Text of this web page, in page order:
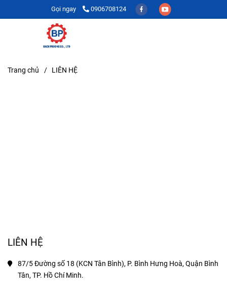
Gọi ngay 0906708124
Trang chủ / LIÊN HỆ
LIÊN HỆ
87/5 Đường số 18 (KCN Tân Bình), P. Bình Hưng Hoà, Quận Bình
Tân, TP. Hồ Chí Minh.